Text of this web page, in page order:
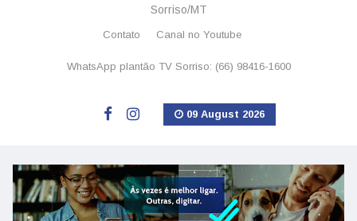
Sorriso/MT
Contato Canal no Youtube
WhatsApp plantão TV Sorriso: (66) 98416-1600
09 August 2026